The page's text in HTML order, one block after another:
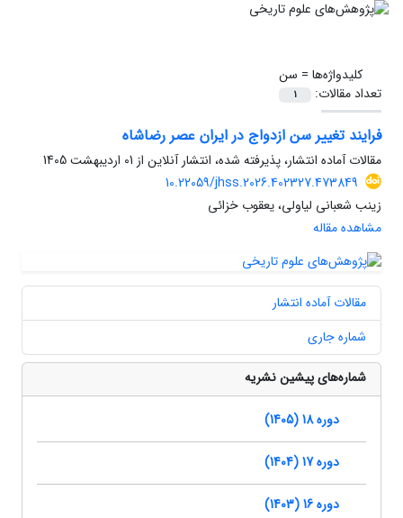
کلیدواژه‌ها = سن
تعداد مقالات:
1
فرایند تغییر سن ازدواج در ایران عصر رضاشاه
مقالات آماده انتشار، پذیرفته شده، انتشار آنلاین از 01 اردیبهشت 1405
10.22059/jhss.2026.402327.473849
زینب شعبانی لیاولی، یعقوب خزائی
مشاهده مقاله
مقالات آماده انتشار
شماره جاری
شماره‌های پیشین نشریه
دوره 18 (1405)
دوره 17 (1404)
دوره 16 (1403)